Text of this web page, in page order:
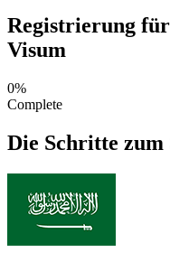
Registrierung
Visum
0%
Complete
Die Schritte